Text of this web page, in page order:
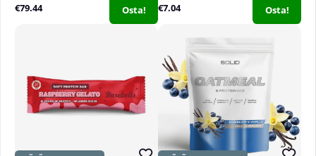
€79.44 Osta! €7.04 Osta!